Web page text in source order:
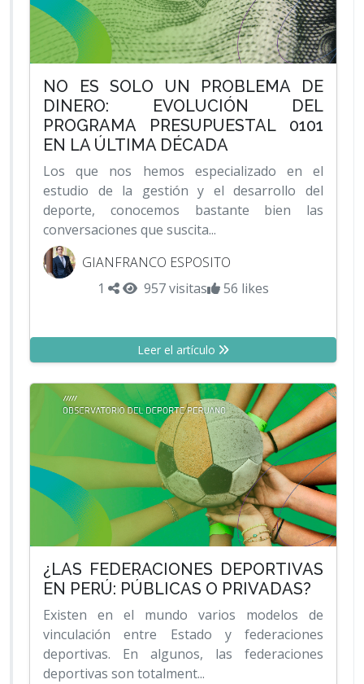
NO ES SOLO UN PROBLEMA DE
DINERO: EVOLUCIÓN DEL
PROGRAMA PRESUPUESTAL 0101
EN LA ÚLTIMA DÉCADA
Los que nos hemos especializado en el
estudio de la gestión y el desarrollo del
deporte, conocemos bastante bien las
conversaciones que suscita...
GIANFRANCO ESPOSITO
1
957 visitas 56 likes
Leer el artículo
¿LAS FEDERACIONES DEPORTIVAS
EN PERÚ: PÚBLICAS O PRIVADAS?
Existen en el mundo varios modelos de
vinculación entre Estado y federaciones
deportivas. En algunos, las federaciones
deportivas son totalment...